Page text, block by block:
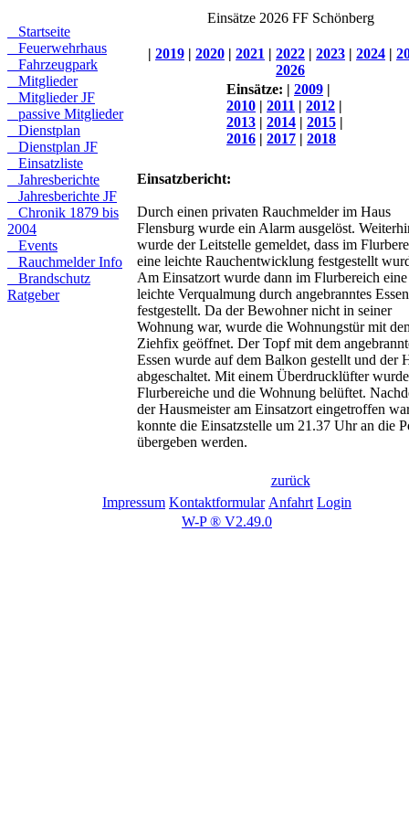
Startseite
Feuerwehrhaus
Fahrzeugpark
Mitglieder
Mitglieder JF
passive Mitglieder
Dienstplan
Dienstplan JF
Einsatzliste
Jahresberichte
Jahresberichte JF
Chronik 1879 bis
2004
Events
Rauchmelder Info
Brandschutz
Ratgeber
Einsätze 2026 FF Schönberg
| 2019 | 2020 | 2021 | 2022 | 2023 | 2024 |
2026
Einsätze: | 2009 |
2010 | 2011 | 2012 |
2013 | 2014 | 2015 |
2016 | 2017 | 2018
Einsatzbericht:
Durch einen privaten Rauchmelder im Haus
Flensburg wurde ein Alarm ausgelöst.
wurde der Leitstelle gemeldet, dass im
eine leichte Rauchentwicklung festgestellt
Am Einsatzort wurde dann im Flurbereich eine
leichte Verqualmung durch angebranntes Essen
festgestellt. Da der Bewohner nicht in seiner
Wohnung war, wurde die Wohnungstür mit
Ziehfix geöffnet. Der Topf mit dem
Essen wurde auf dem Balkon gestellt und der
abgeschaltet. Mit einem Überdrucklüfter
Flurbereiche und die Wohnung belüftet.
der Hausmeister am Einsatzort eingetroffen
konnte die Einsatzstelle um 21.37 Uhr an die
übergeben werden.
zurück
Impressum Kontaktformular Anfahrt Login
W-P ® V2.49.0